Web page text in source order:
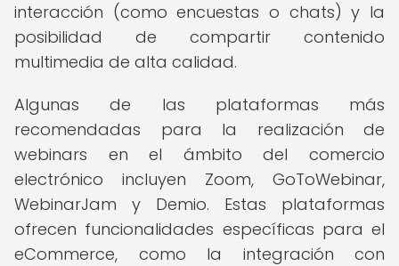
interacción (como encuestas o chats) y la
posibilidad de compartir contenido
multimedia de alta calidad.
Algunas de las plataformas más
recomendadas para la realización de
webinars en el ámbito del comercio
electrónico incluyen Zoom, GoToWebinar,
WebinarJam y Demio. Estas plataformas
ofrecen funcionalidades específicas para el
eCommerce, como la integración con